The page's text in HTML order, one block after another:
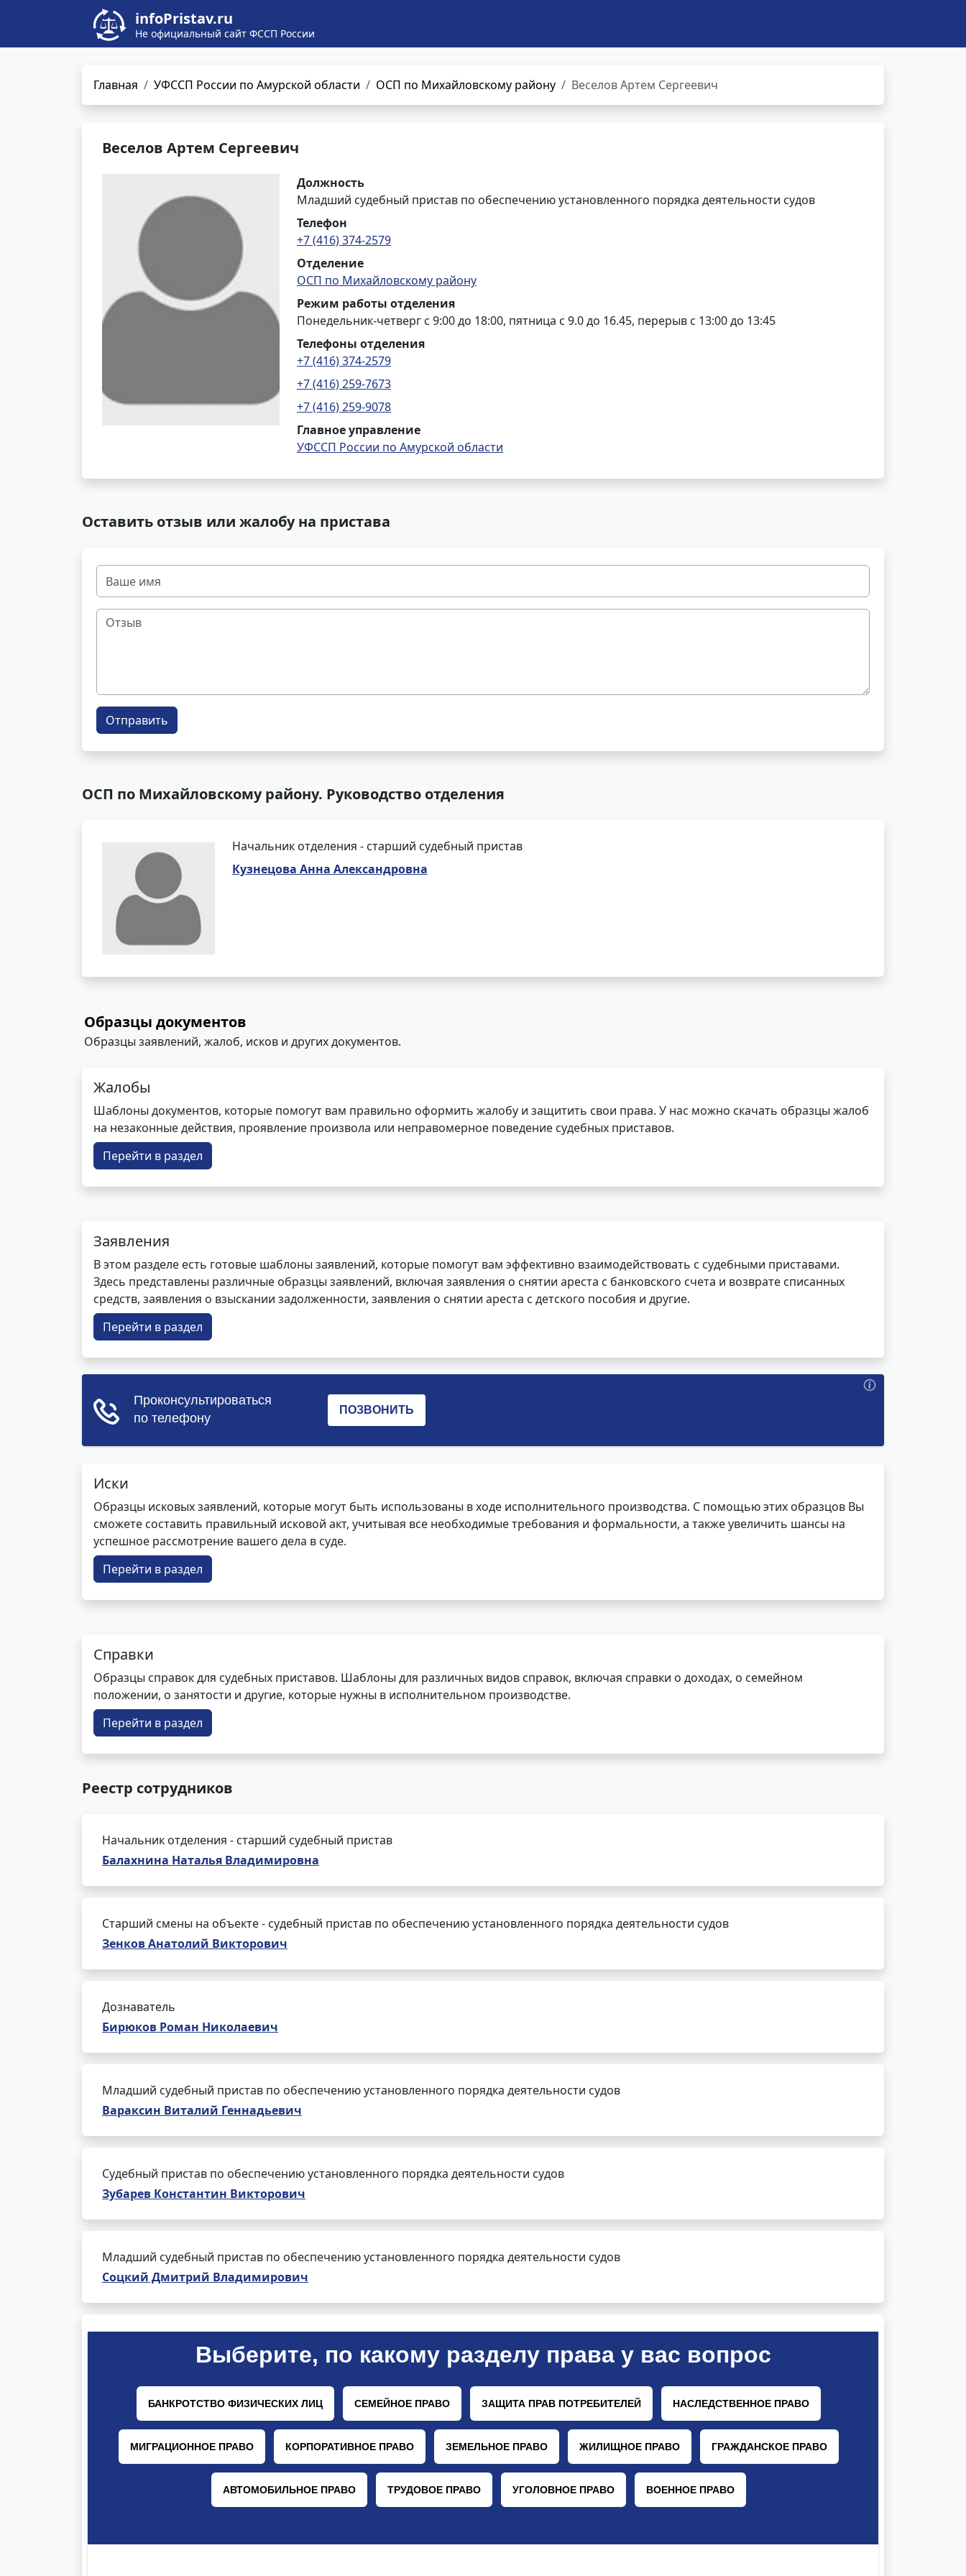
infoPristav.ru
Не официальный сайт ФССП России
Главная УФССП России по Амурской области ОСП по Михайловскому району Веселов Артем Сергеевич
Веселов Артем Сергеевич
Должность
Младший судебный пристав по обеспечению установленного порядка деятельности судов
Телефон
+7 (416) 374-2579
Отделение
ОСП по Михайловскому району
Режим работы отделения
Понедельник-четверг с 9:00 до 18:00, пятница с 9.0 до 16.45, перерыв с 13:00 до 13:45
Телефоны отделения
+7 (416) 374-2579
+7 (416) 259-7673
+7 (416) 259-9078
Главное управление
УФССП России по Амурской области
Оставить отзыв или жалобу на пристава
Отправить
ОСП по Михайловскому району. Руководство отделения
Начальник отделения - старший судебный пристав
Кузнецова Анна Александровна
Образцы документов
Образцы заявлений, жалоб, исков и других документов.
Жалобы
Шаблоны документов, которые помогут вам правильно оформить жалобу и защитить свои права. У нас можно скачать образцы жалоб
на незаконные действия, проявление произвола или неправомерное поведение судебных приставов.
Перейти в раздел
Заявления
В этом разделе есть готовые шаблоны заявлений, которые помогут вам эффективно взаимодействовать с судебными приставами.
Здесь представлены различные образцы заявлений, включая заявления о снятии ареста с банковского счета и возврате списанных
средств, заявления о взыскании задолженности, заявления о снятии ареста с детского пособия и другие.
Перейти в раздел
Иски
Образцы исковых заявлений, которые могут быть использованы в ходе исполнительного производства. С помощью этих образцов Вы
сможете составить правильный исковой акт, учитывая все необходимые требования и формальности, а также увеличить шансы на
успешное рассмотрение вашего дела в суде.
Перейти в раздел
Справки
Образцы справок для судебных приставов. Шаблоны для различных видов справок, включая справки о доходах, о семейном
положении, о занятости и другие, которые нужны в исполнительном производстве.
Перейти в раздел
Реестр сотрудников
Начальник отделения - старший судебный пристав
Балахнина Наталья Владимировна
Старший смены на объекте - судебный пристав по обеспечению установленного порядка деятельности судов
Зенков Анатолий Викторович
Дознаватель
Бирюков Роман Николаевич
Младший судебный пристав по обеспечению установленного порядка деятельности судов
Вараксин Виталий Геннадьевич
Судебный пристав по обеспечению установленного порядка деятельности судов
Зубарев Константин Викторович
Младший судебный пристав по обеспечению установленного порядка деятельности судов
Соцкий Дмитрий Владимирович